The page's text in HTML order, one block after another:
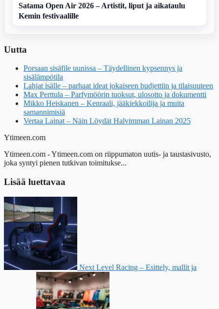
Satama Open Air 2026 – Artistit, liput ja aikataulu
Kemin festivaalille
Uutta
Porsaan sisäfile uunissa – Täydellinen kypsennys ja
sisälämpötila
Lahjat isälle – parhaat ideat jokaiseen budjettiin ja tilaisuuteen
Max Perttula – Parfymöörin tuoksut, ulosotto ja dokumentti
Mikko Heiskanen – Kenraali, jääkiekkoilija ja muita
samannimisiä
Vertaa Lainat – Näin Löydät Halvimman Lainan 2025
Ytimeen.com
Ytimeen.com - Ytimeen.com on riippumaton uutis- ja taustasivusto,
joka syntyi pienen tutkivan toimitukse...
Lisää luettavaa
Next Level Racing – Esittely, mallit ja